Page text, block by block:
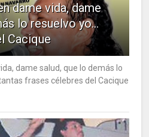
dame vida, dame
lo resuelvo yo…
Cacique
dame salud, que lo demás lo
frases célebres del Cacique